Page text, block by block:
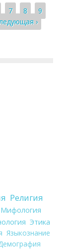
7 8
9
›
Религия
Мифология
Этика
Языкознание